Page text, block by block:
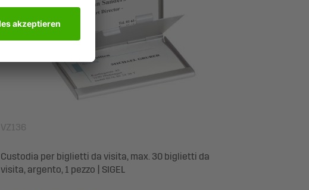
VZ136
Custodia per biglietti da visita, max. 30 biglietti da
visita, argento, 1 pezzo | SIGEL